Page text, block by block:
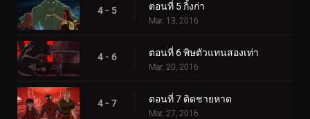
4 - 5 ตอนที่ 5 กิ้งก่า
Mar. 13, 2016
4 - 6 ตอนที่ 6 พิษตัวแทนสองเท่า
Mar. 20, 2016
4 - 7 ตอนที่ 7 ติดชายหาด
Mar. 27, 2016